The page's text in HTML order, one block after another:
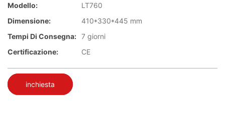
Modello:
LT760
Dimensione:
410*330*445 mm
Tempi Di Consegna: 7 giorni
Certificazione:
CE
inchiesta